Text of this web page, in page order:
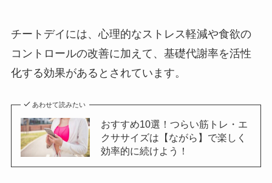
チートデイには、心理的なストレス軽減や食欲の
コントロールの改善に加えて、基礎代謝率を活性
化する効果があるとされています。
あわせて読みたい
おすすめ10選！つらい筋トレ・エ
クササイズは【ながら】で楽しく
効率的に続けよう！